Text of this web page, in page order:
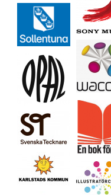
Ladda mer…